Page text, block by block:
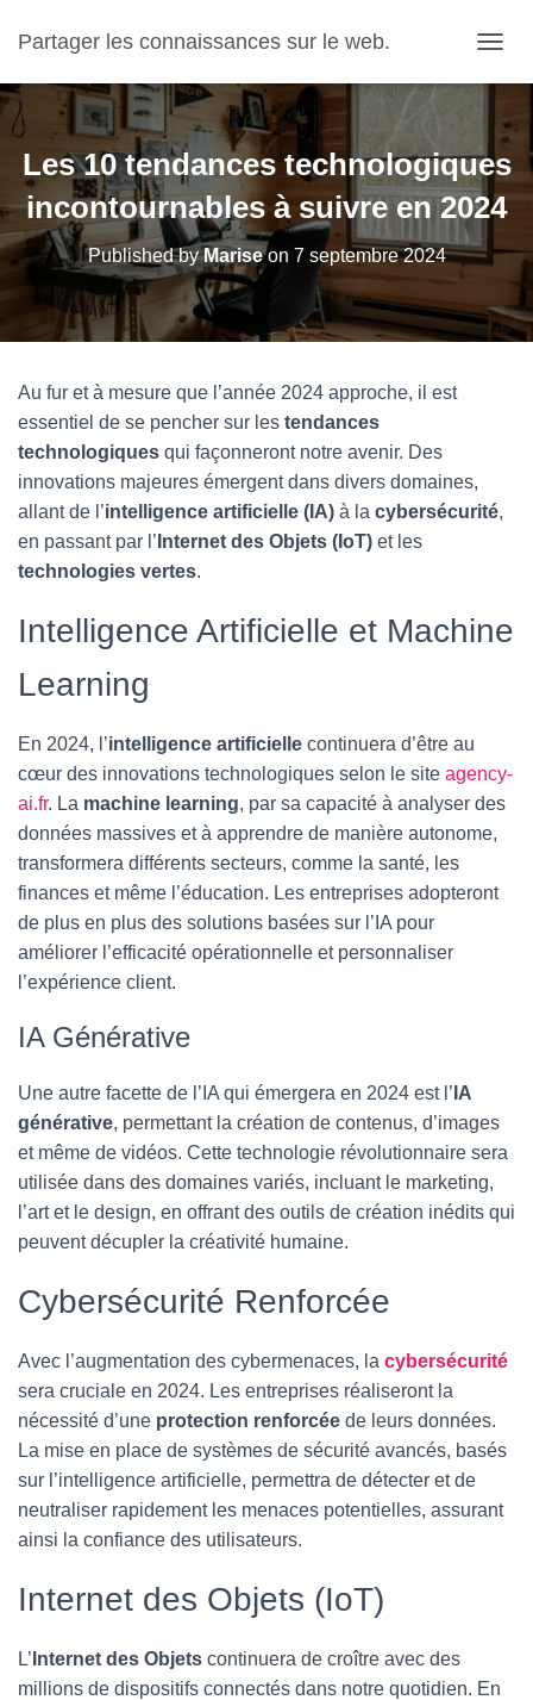
Partager les connaissances sur le web.
Les 10 tendances technologiques
incontournables à suivre en 2024
Published byMariseon 7 septembre 2024
Au fur et à mesure que l’année 2024 approche, il est
essentiel de se pencher sur les tendances
technologiques qui façonneront notre avenir. Des
innovations majeures émergent dans divers domaines,
allant de l’intelligence artificielle (IA) à la cybersécurité,
en passant par l’ Internet des Objets (IoT) et les
technologies vertes.
Intelligence Artificielle et Machine
Learning
En 2024, l’intelligence artificielle continuera d’être au
cœur des innovations technologiques selon le site agency-
ai.fr. La machine learning, par sa capacité à analyser des
données massives et à apprendre de manière autonome,
transformera différents secteurs, comme la santé, les
finances et même l’éducation. Les entreprises adopteront
de plus en plus des solutions basées sur l’IA pour
améliorer l’efficacité opérationnelle et personnaliser
l’expérience client.
IA Générative
Une autre facette de l’IA qui émergera en 2024 est l’ IA
générative, permettant la création de contenus, d’images
et même de vidéos. Cette technologie révolutionnaire sera
utilisée dans des domaines variés, incluant le marketing,
l’art et le design, en offrant des outils de création inédits qui
peuvent décupler la créativité humaine.
Cybersécurité Renforcée
Avec l’augmentation des cybermenaces, la cybersécurité
sera cruciale en 2024. Les entreprises réaliseront la
nécessité d’une protection renforcée de leurs données.
La mise en place de systèmes de sécurité avancés, basés
sur l’intelligence artificielle, permettra de détecter et de
neutraliser rapidement les menaces potentielles, assurant
ainsi la confiance des utilisateurs.
Internet des Objets (IoT)
L’ Internet des Objets continuera de croître avec des
millions de dispositifs connectés dans notre quotidien. En